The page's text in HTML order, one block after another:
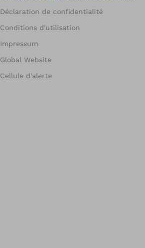
Déclaration de confidentialité
Conditions d'utilisation
Impressum
Global Website
Cellule d'alerte